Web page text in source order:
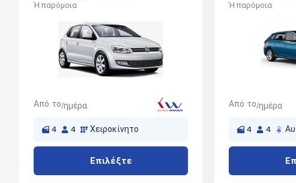
Ή παρόμοια
Από το/ημέρα
4 4 Χειροκίνητο
Επιλέξτε
Ή παρόμοια
Από το/ημέρα
4 4